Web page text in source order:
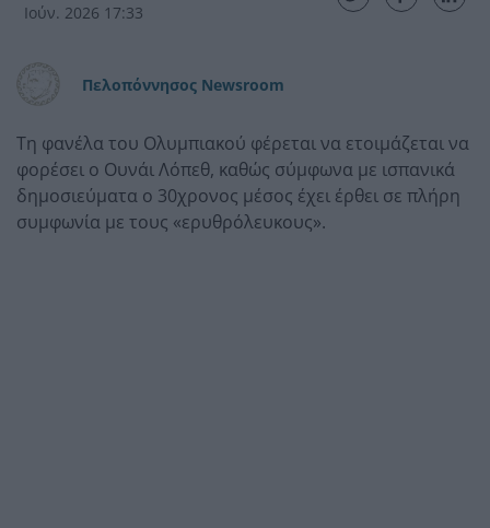
Ιούν. 2026 17:33
Πελοπόννησος Newsroom
Τη φανέλα του Ολυμπιακού φέρεται να ετοιμάζεται να
φορέσει ο Ουνάι Λόπεθ, καθώς σύμφωνα με ισπανικά
δημοσιεύματα ο 30χρονος μέσος έχει έρθει σε πλήρη
συμφωνία με τους «ερυθρόλευκους».